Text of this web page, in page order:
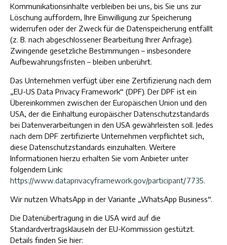
Kommunikationsinhalte verbleiben bei uns, bis Sie uns zur
Löschung auffordern, Ihre Einwilligung zur Speicherung
widerrufen oder der Zweck für die Datenspeicherung entfällt
(z. B. nach abgeschlossener Bearbeitung Ihrer Anfrage).
Zwingende gesetzliche Bestimmungen – insbesondere
Aufbewahrungsfristen – bleiben unberührt.
Das Unternehmen verfügt über eine Zertifizierung nach dem
„EU-US Data Privacy Framework“ (DPF). Der DPF ist ein
Übereinkommen zwischen der Europäischen Union und den
USA, der die Einhaltung europäischer Datenschutzstandards
bei Datenverarbeitungen in den USA gewährleisten soll. Jedes
nach dem DPF zertifizierte Unternehmen verpflichtet sich,
diese Datenschutzstandards einzuhalten. Weitere
Informationen hierzu erhalten Sie vom Anbieter unter
folgendem Link:
https://www.dataprivacyframework.gov/participant/7735.
Wir nutzen WhatsApp in der Variante „WhatsApp Business“.
Die Datenübertragung in die USA wird auf die
Standardvertragsklauseln der EU-Kommission gestützt.
Details finden Sie hier: